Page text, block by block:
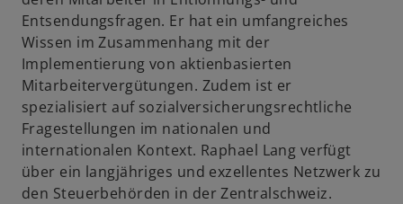
i
n
e
r
n
e
u
e
n
Entsendungsfragen. Er hat ein umfangreiches
Wissen im Zusammenhang mit der
Implementierung von aktienbasierten
Mitarbeitervergütungen. Zudem ist er
spezialisiert auf sozialversicherungsrechtliche
Fragestellungen im nationalen und
internationalen Kontext. Raphael Lang verfügt
über ein langjähriges und exzellentes Netzwerk zu
den Steuerbehörden in der Zentralschweiz.